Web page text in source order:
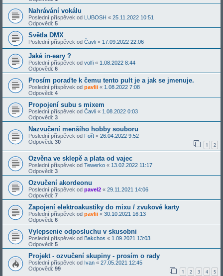
Nahrávání vokálu
Poslední příspěvek od LUBOSH « 25.11.2022 10:51
Odpovědi: 5
Světla DMX
Poslední příspěvek od Čavli « 17.09.2022 22:06
Jaké in-eary ?
Poslední příspěvek od volfi « 1.08.2022 8:44
Odpovědi: 6
Prosím poraďte k čemu tento pult je a jak se jmenuje.
Poslední příspěvek od pavlii « 1.08.2022 7:08
Odpovědi: 4
Propojení subu s mixem
Poslední příspěvek od Čavli « 1.08.2022 0:03
Odpovědi: 3
Nazvučení menšího hobby souboru
Poslední příspěvek od Fořt « 26.04.2022 9:52
Odpovědi: 30 1 2
Ozvěna ve sklepě a plata od vajec
Poslední příspěvek od Tewerko « 13.02.2022 11:17
Odpovědi: 3
Ozvučení akordeonu
Poslední příspěvek od pavel2 « 29.11.2021 14:06
Odpovědi: 7
Zapojení elektroakustiky do mixu / zvukové karty
Poslední příspěvek od pavlii « 30.10.2021 16:13
Odpovědi: 6
Vylepsenie odposluchu v skusobni
Poslední příspěvek od Bakchos « 1.09.2021 13:03
Odpovědi: 5
Projekt - ozvučení skupiny - prosím o rady
Poslední příspěvek od Ivan « 27.05.2021 12:45
Odpovědi: 99 1 2 3 4 5